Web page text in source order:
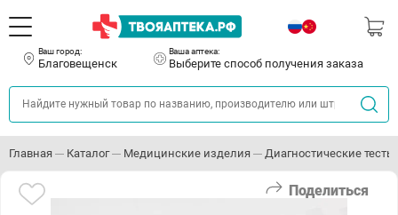
Ваш город:
Благовещенск
Ваша аптека:
Выберите способ получения заказа
Главная Каталог Медицинские изделия Диагностические тесты
Поделиться